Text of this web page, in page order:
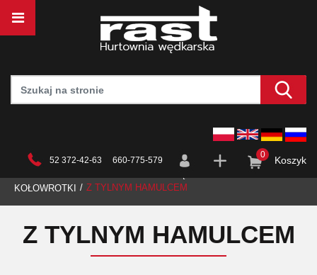
52 372-42-63 660-775-579
0 Koszyk
KOŁOWROTKI
Z TYLNYM HAMULCEM
Z TYLNYM HAMULCEM